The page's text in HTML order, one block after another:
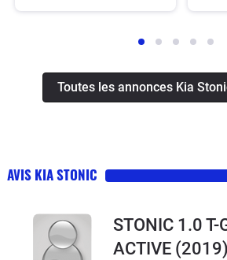
Toutes les annonces Kia
AVIS KIA STONIC
STONIC 1.0 T-
ACTIVE (2019)